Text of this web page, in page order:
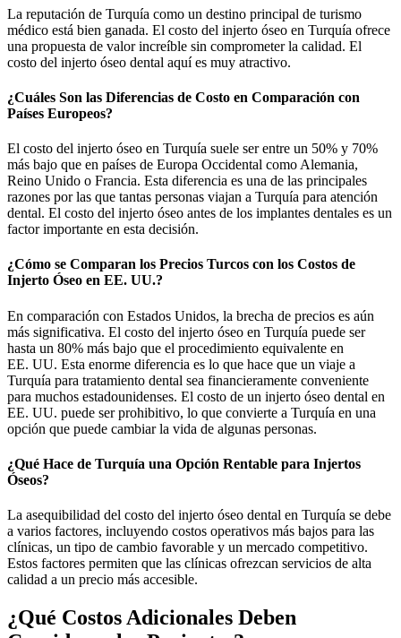
La reputación de Turquía como un destino principal de turismo
médico está bien ganada. El costo del injerto óseo en Turquía ofrece
una propuesta de valor increíble sin comprometer la calidad. El
costo del injerto óseo dental aquí es muy atractivo.
¿Cuáles Son las Diferencias de Costo en Comparación con
Países Europeos?
El costo del injerto óseo en Turquía suele ser entre un 50% y 70%
más bajo que en países de Europa Occidental como Alemania,
Reino Unido o Francia. Esta diferencia es una de las principales
razones por las que tantas personas viajan a Turquía para atención
dental. El costo del injerto óseo antes de los implantes dentales es un
factor importante en esta decisión.
¿Cómo se Comparan los Precios Turcos con los Costos de
Injerto Óseo en EE. UU.?
En comparación con Estados Unidos, la brecha de precios es aún
más significativa. El costo del injerto óseo en Turquía puede ser
hasta un 80% más bajo que el procedimiento equivalente en
EE. UU. Esta enorme diferencia es lo que hace que un viaje a
Turquía para tratamiento dental sea financieramente conveniente
para muchos estadounidenses. El costo de un injerto óseo dental en
EE. UU. puede ser prohibitivo, lo que convierte a Turquía en una
opción que puede cambiar la vida de algunas personas.
¿Qué Hace de Turquía una Opción Rentable para Injertos
Óseos?
La asequibilidad del costo del injerto óseo dental en Turquía se debe
a varios factores, incluyendo costos operativos más bajos para las
clínicas, un tipo de cambio favorable y un mercado competitivo.
Estos factores permiten que las clínicas ofrezcan servicios de alta
calidad a un precio más accesible.
¿Qué Costos Adicionales Deben